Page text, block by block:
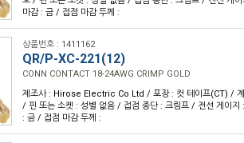
마감 : 금 / 접점 마감 두께 :
상품번호 : 1411162
QR/P-XC-221(12)
CONN CONTACT 18-24AWG CRIMP GOLD
제조사 : Hirose Electric Co Ltd / 포장 : 컷 테이프(CT) /
/ 핀 또는 소켓 : 성별 없음 / 접점 종단 : 크림프 / 전선 게이
: 금 / 접점 마감 두께 :